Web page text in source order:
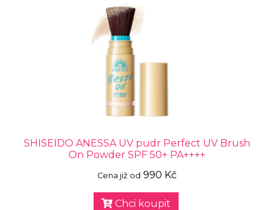
SHISEIDO ANESSA UV pudr Perfect UV Brush
On Powder SPF 50+ PA++++
Cena již od 990 Kč
Chci koupit